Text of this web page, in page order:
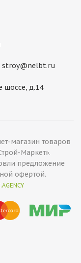
stroy@nelbt.ru
шоссе, д.14
магазин товаров
Маркет».
предложение
офертой.